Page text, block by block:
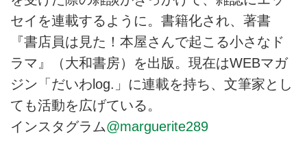
セイを連載するように。書籍化され、著書
『書店員は見た！本屋さんで起こる小さなド
ラマ』（大和書房）を出版。現在はWEBマガ
ジン「だいわlog.」に連載を持ち、文筆家とし
ても活動を広げている。
インスタグラム@marguerite289